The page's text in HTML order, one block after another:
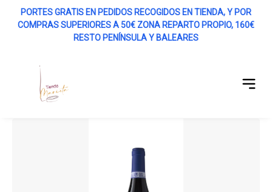
PORTES GRATIS EN PEDIDOS RECOGIDOS EN TIENDA, Y POR
COMPRAS SUPERIORES A 50€ ZONA REPARTO PROPIO, 160€
RESTO PENÍNSULA Y BALEARES